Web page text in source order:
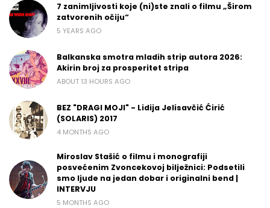
7 zanimljivosti koje (ni)ste znali o filmu „Širom
zatvorenih očiju“
5 YEARS AGO
Balkanska smotra mladih strip autora 2026:
Akirin broj za prosperitet stripa
ABOUT 13 HOURS AGO
BEZ "DRAGI MOJI" - Lidija Jelisavčić Ćirić
(SOLARIS) 2017
4 MONTHS AGO
Miroslav Stašić o filmu i monografiji
posvećenim Zvoncekovoj bilježnici: Podsetili
smo ljude na jedan dobar i originalni bend |
INTERVJU
5 MONTHS AGO